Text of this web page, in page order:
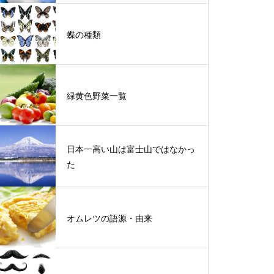
蝶の種類
緑黄色野菜一覧
日本一高い山は富士山ではなかっ
た
オムレツの語源・由来